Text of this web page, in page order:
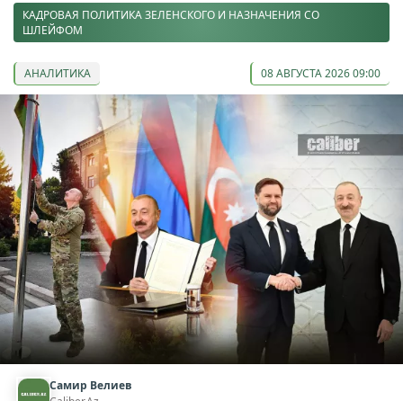
КАДРОВАЯ ПОЛИТИКА ЗЕЛЕНСКОГО И НАЗНАЧЕНИЯ СО
ШЛЕЙФОМ
АНАЛИТИКА 08 АВГУСТА 2026 09:00
Самир Велиев